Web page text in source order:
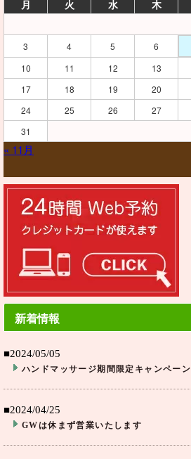
月 火 水 木
3
4 5 6
10
11 12 13
17
18 19 20
24
25 26 27
31
« 11月
新着情報
■2024/05/05
ハンドマッサージ期間限定キャンペーン
■2024/04/25
GWは休まず営業いたします